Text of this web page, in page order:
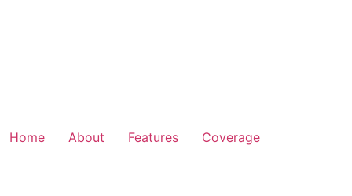
Home About Features Coverage